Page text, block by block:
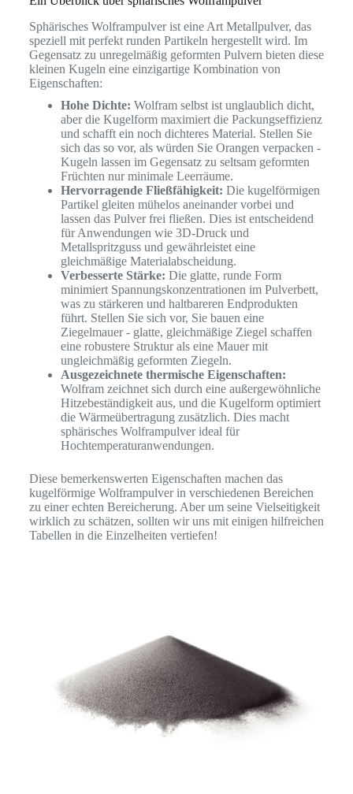
Sphärisches Wolframpulver ist eine Art Metallpulver, das
speziell mit perfekt runden Partikeln hergestellt wird. Im
Gegensatz zu unregelmäßig geformten Pulvern bieten diese
kleinen Kugeln eine einzigartige Kombination von
Eigenschaften:
Hohe Dichte: Wolfram selbst ist unglaublich dicht,
aber die Kugelform maximiert die Packungseffizienz
und schafft ein noch dichteres Material. Stellen Sie
sich das so vor, als würden Sie Orangen verpacken -
Kugeln lassen im Gegensatz zu seltsam geformten
Früchten nur minimale Leerräume.
Hervorragende Fließfähigkeit: Die kugelförmigen
Partikel gleiten mühelos aneinander vorbei und
lassen das Pulver frei fließen. Dies ist entscheidend
für Anwendungen wie 3D-Druck und
Metallspritzguss und gewährleistet eine
gleichmäßige Materialabscheidung.
Verbesserte Stärke: Die glatte, runde Form
minimiert Spannungskonzentrationen im Pulverbett,
was zu stärkeren und haltbareren Endprodukten
führt. Stellen Sie sich vor, Sie bauen eine
Ziegelmauer - glatte, gleichmäßige Ziegel schaffen
eine robustere Struktur als eine Mauer mit
ungleichmäßig geformten Ziegeln.
Ausgezeichnete thermische Eigenschaften:
Wolfram zeichnet sich durch eine außergewöhnliche
Hitzebeständigkeit aus, und die Kugelform optimiert
die Wärmeübertragung zusätzlich. Dies macht
sphärisches Wolframpulver ideal für
Hochtemperaturanwendungen.
Diese bemerkenswerten Eigenschaften machen das
kugelförmige Wolframpulver in verschiedenen Bereichen
zu einer echten Bereicherung. Aber um seine Vielseitigkeit
wirklich zu schätzen, sollten wir uns mit einigen hilfreichen
Tabellen in die Einzelheiten vertiefen!